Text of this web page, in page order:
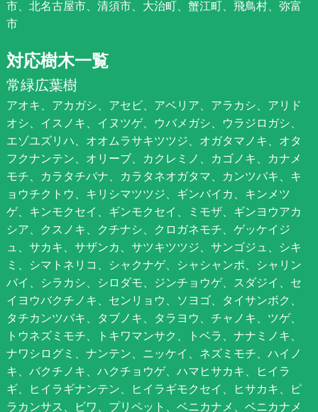
市、北名古屋市、清須市、大治町、蟹江町、飛鳥村、弥富
市
対応樹木一覧
常緑広葉樹
アオキ、アカガシ、アセビ、アベリア、アラカシ、アリド
オシ、イスノキ、イヌツゲ、ウバメガシ、ウラジロガシ、
エゾユズリハ、オオムラサキツツジ、オガタマノキ、オタ
フクナンテン、オリーブ、カクレミノ、カゴノキ、カナメ
モチ、カラタチバナ、カラタネオガタマ、カンツバキ、キ
ョウチクトウ、キリシマツツジ、ギンバイカ、キンメツ
ゲ、キンモクセイ、ギンモクセイ、ミモザ、ギンヨウアカ
シア、クスノキ、クチナシ、クロガネモチ、ゲッケイジ
ュ、サカキ、サザンカ、サツキツツジ、サンゴジュ、シキ
ミ、シマトネリコ、シャクナゲ、シャシャンポ、シャリン
バイ、シラカシ、シロダモ、ジンチョウゲ、スダジイ、セ
イヨウバクチノキ、センリョウ、ソヨゴ、タイサンボク、
タチカンツバキ、タブノキ、タラヨウ、チャノキ、ツゲ、
トウネズミモチ、トキワマンサク、トベラ、ナナミノキ、
ナワシログミ、ナンテン、ニッケイ、ネズミモチ、ハイノ
キ、バクチノキ、ハクチョウゲ、ハマヒサカキ、ヒイラ
ギ、ヒイラギナンテン、ヒイラギモクセイ、ヒサカキ、ピ
ラカンサス、ビワ、プリペット、ベニカナメ、ベニカナメ